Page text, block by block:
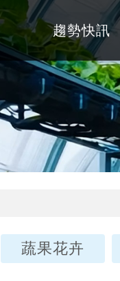
趨勢快訊
蔬果花卉